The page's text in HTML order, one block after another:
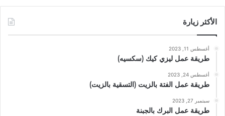
الأكثر زيارة
أغسطس 11, 2023
طريقة عمل ليزي كيك (سكسيه)
أغسطس 24, 2023
طريقة عمل الفتة بالزيت (التسقية بالزيت)
سبتمبر 27, 2023
طريقة عمل البرك بالجبنة